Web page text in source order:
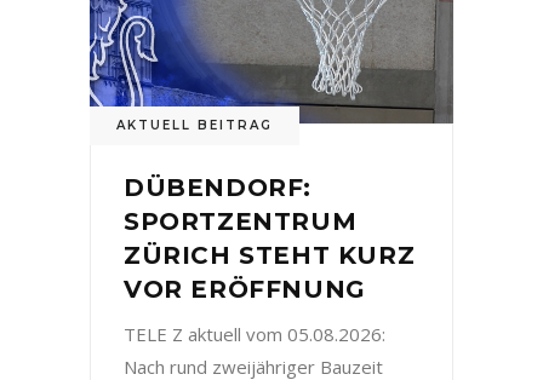
AKTUELL BEITRAG
DÜBENDORF:
SPORTZENTRUM
ZÜRICH STEHT KURZ
VOR ERÖFFNUNG
TELE Z aktuell vom 05.08.2026:
Nach rund zweijähriger Bauzeit